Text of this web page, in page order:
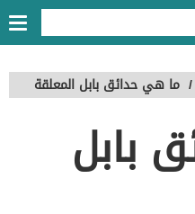
/ ما هي حدائق بابل المعلقة
بابل